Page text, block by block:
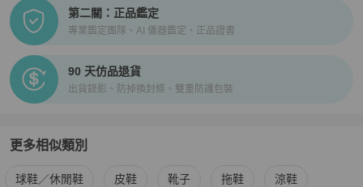
第二關：正品鑑定
專業鑑定團隊、AI 儀器鑑定、正品證書
90 天仿品退貨
出貨錄影、防掉換封條、雙重防護包裝
更多相似類別
更多Dior男鞋相似商品推薦
球鞋／休閒鞋 皮鞋 靴子 拖鞋 涼鞋